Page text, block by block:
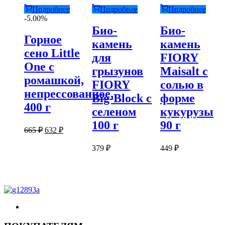
Подробнее
-5.00%
Горное
сено Little
One с
ромашкой,
непрессованное,
400 г
665₽ Первоначальная
632 ₽Текущая
Подробнее
Био-
камень
для
грызунов
FIORY
Big-Block с
селеном
100 г
379₽
Подробнее
Био-
камень
FIORY
Maisalt с
солью в
форме
кукурузы
90 г
449 ₽